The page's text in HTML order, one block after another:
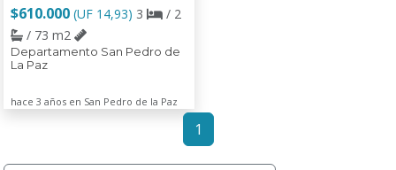
$610.000 (UF 14,93) 3
/ 2
/ 73 m2
Departamento San Pedro de
La Paz
hace 3 años en San Pedro de la Paz
1